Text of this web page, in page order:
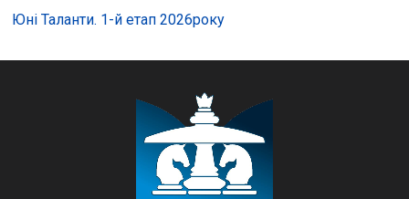
Юні Таланти. 1-й етап 2026року